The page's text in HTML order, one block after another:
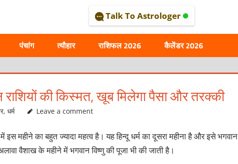
Talk To Astrologer
पंचांग त्यौहार राशिफल 2026 कैलेंडर 2026
की किस्मत, खूब मिलेगा पैसा और तरक्की
,धर्म Leave a comment
महीने का बहुत ज्यादा महत्व है। यह हिन्दू धर्म का दूसरा महीना है और इसे भगवान
वैशाख के महीने में भगवान विष्णु की पूजा भी की जाती है।